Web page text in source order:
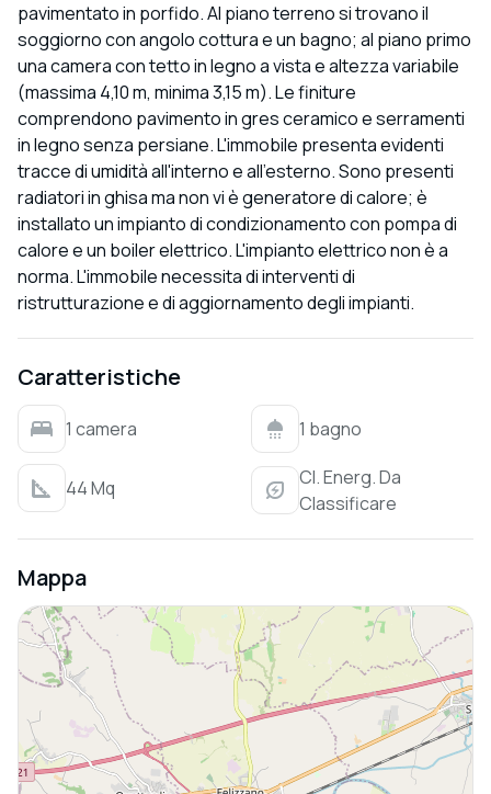
pavimentato in porfido. Al piano terreno si trovano il
soggiorno con angolo cottura e un bagno; al piano primo
una camera con tetto in legno a vista e altezza variabile
(massima 4,10 m, minima 3,15 m). Le finiture
comprendono pavimento in gres ceramico e serramenti
in legno senza persiane. L'immobile presenta evidenti
tracce di umidità all'interno e all'esterno. Sono presenti
radiatori in ghisa ma non vi è generatore di calore; è
installato un impianto di condizionamento con pompa di
calore e un boiler elettrico. L'impianto elettrico non è a
norma. L'immobile necessita di interventi di
ristrutturazione e di aggiornamento degli impianti.
Caratteristiche
1 camera 1 bagno
44 Mq
Cl. Energ. Da
Classificare
Mappa